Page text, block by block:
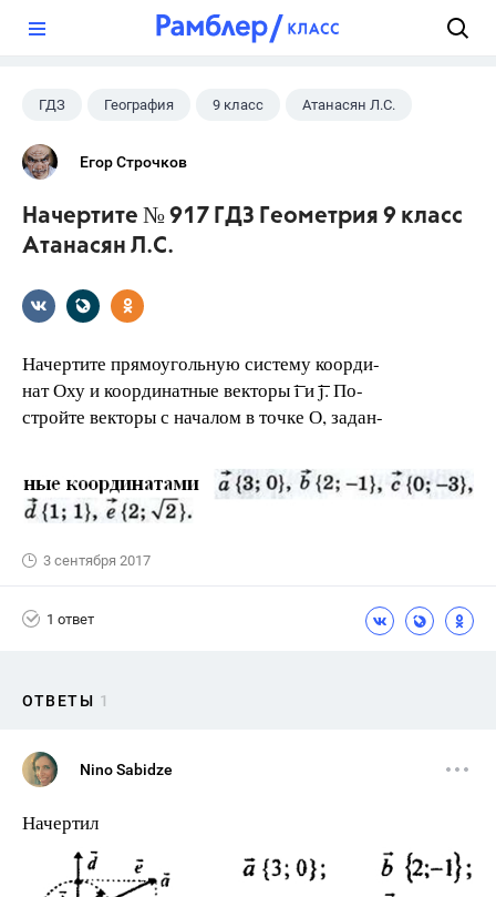
ГДЗ География 9 класс Атанасян Л.С.
Егор Строчков
Начертите № 917 ГДЗ Геометрия 9 класс
Атанасян Л.С.
Начертите прямоугольную систему коорди-
нат Оху и координатные векторы ͞i и ͞͞j. По-
стройте векторы с началом в точке О, задан-
3 сентября 2017
1 ответ
ОТВЕТЫ 1
Nino Sabidze
Начертил